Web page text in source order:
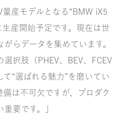
量産モデルとなる“BMW iX5
生産開始予定です。現在は世
らデータを集めています。
択肢（PHEV、BEV、FCEV
“選ばれる魅力”を磨いてい
備は不可欠ですが、プロダク
要です。」